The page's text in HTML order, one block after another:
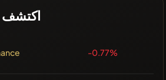
اكتشف
-0.77%